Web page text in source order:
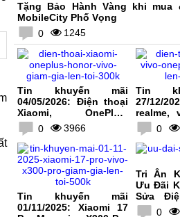
Tặng Bảo Hành Vàng khi mua
MobileCity Phố Vọng
0
1245
Tin khuyến mãi
04/05/2026: Điện thoại
Xiaomi, OnePlus,
HONOR, vivo giảm giá
lên tới 300K
0 3966
Tin
27/12/
realme,
giảm giá
0
Tin khuyến mãi
01/11/2025: Xiaomi 17
Tri Ân
Ưu Đãi
Sửa
0